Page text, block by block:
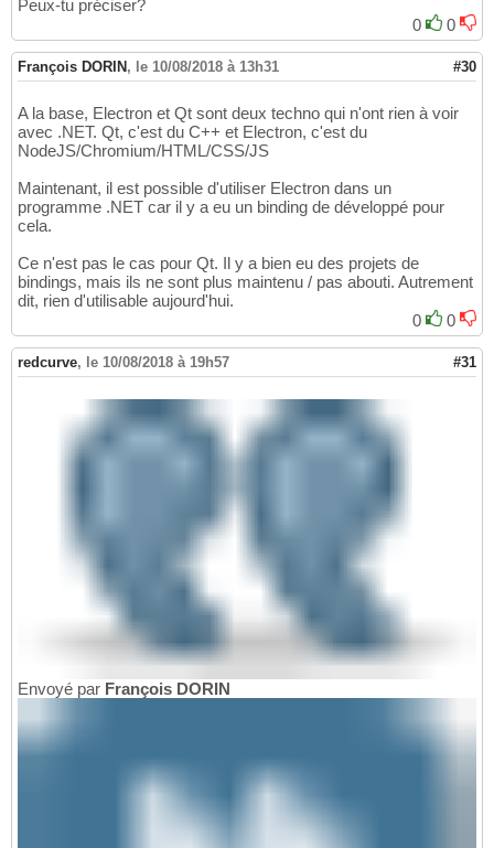
Peux-tu préciser?
0
0
François DORIN , le 10/08/2018 à 13h31 #30
A la base, Electron et Qt sont deux techno qui n'ont rien à voir
avec .NET. Qt, c'est du C++ et Electron, c'est du
NodeJS/Chromium/HTML/CSS/JS
Maintenant, il est possible d'utiliser Electron dans un
programme .NET car il y a eu un binding de développé pour
cela.
Ce n'est pas le cas pour Qt. Il y a bien eu des projets de
bindings, mais ils ne sont plus maintenu / pas abouti. Autrement
dit, rien d'utilisable aujourd'hui.
0
0
redcurve, le 10/08/2018 à 19h57 #31
Envoyé par François DORIN